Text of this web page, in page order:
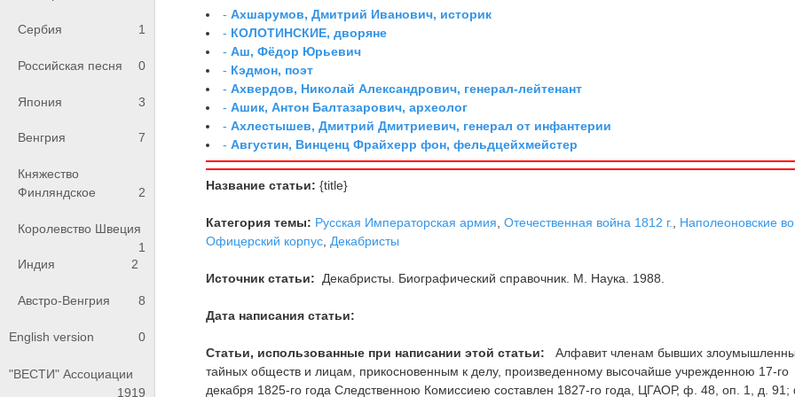
Сербия 1
Российская песня 0
Япония 3
Венгрия 7
Княжество
Финляндское
2
Королевство Швеция
1
Индия
2
Австро-Венгрия 8
English version 0
"ВЕСТИ" Ассоциации
1919
-Ахшарумов, Дмитрий Иванович, историк
- КОЛОТИНСКИЕ, дворяне
-Аш, Фёдор Юрьевич
- Кэдмон, поэт
-Ахвердов, Николай Александрович, генерал-лейтенант
-Ашик, Антон Балтазарович, археолог
-Ахлестышев, Дмитрий Дмитриевич, генерал от инфантерии
-Августин, Винценц Фрайхерр фон, фельдцейхмейстер
Название статьи: {title}
Категория темы: Русская Императорская армия ,Отечественная война 1812 г. Наполеоновские
Офицерский корпус Декабристы
Источник статьи: Декабристы. Биографический справочник. М. Наука. 1988.
Дата написания статьи:
Статьи, использованные при написании этой статьи:
Алфавит членам бывших
тайных обществ и лицам, прикосновенным к делу, произведенному высочайше учрежденною 17-го
декабря 1825-го года Следственною Комиссиею составлен 1827-го года, ЦГАОР, ф. 48, оп. 1, д. 91;